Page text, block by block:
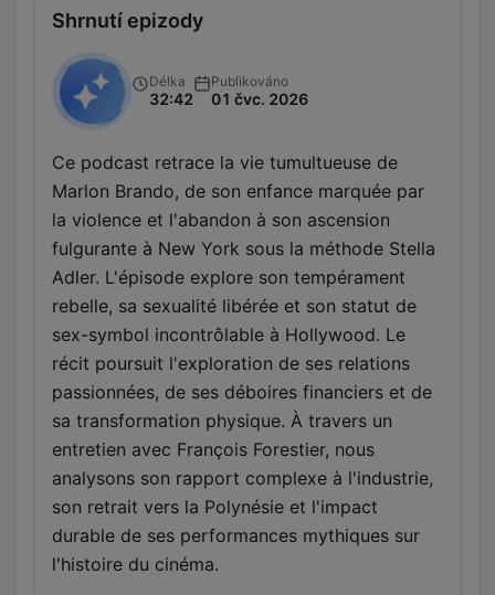
Shrnutí epizody
Délka
32:42
Publikováno
01 čvc. 2026
Ce podcast retrace la vie tumultueuse de
Marlon Brando, de son enfance marquée par
la violence et l'abandon à son ascension
fulgurante à New York sous la méthode Stella
Adler. L'épisode explore son tempérament
rebelle, sa sexualité libérée et son statut de
sex-symbol incontrôlable à Hollywood. Le
récit poursuit l'exploration de ses relations
passionnées, de ses déboires financiers et de
sa transformation physique. À travers un
entretien avec François Forestier, nous
analysons son rapport complexe à l'industrie,
son retrait vers la Polynésie et l'impact
durable de ses performances mythiques sur
l'histoire du cinéma.